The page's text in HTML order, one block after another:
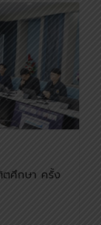
ตศึกษา ครั้ง